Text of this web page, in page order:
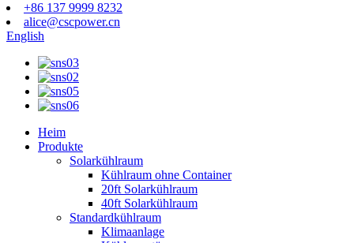
+86 137 9999 8232
alice@cscpower.cn
English
Heim
Produkte
Solarkühlraum
Kühlraum ohne Container
20ft Solarkühlraum
40ft Solarkühlraum
Standardkühlraum
Klimaanlage